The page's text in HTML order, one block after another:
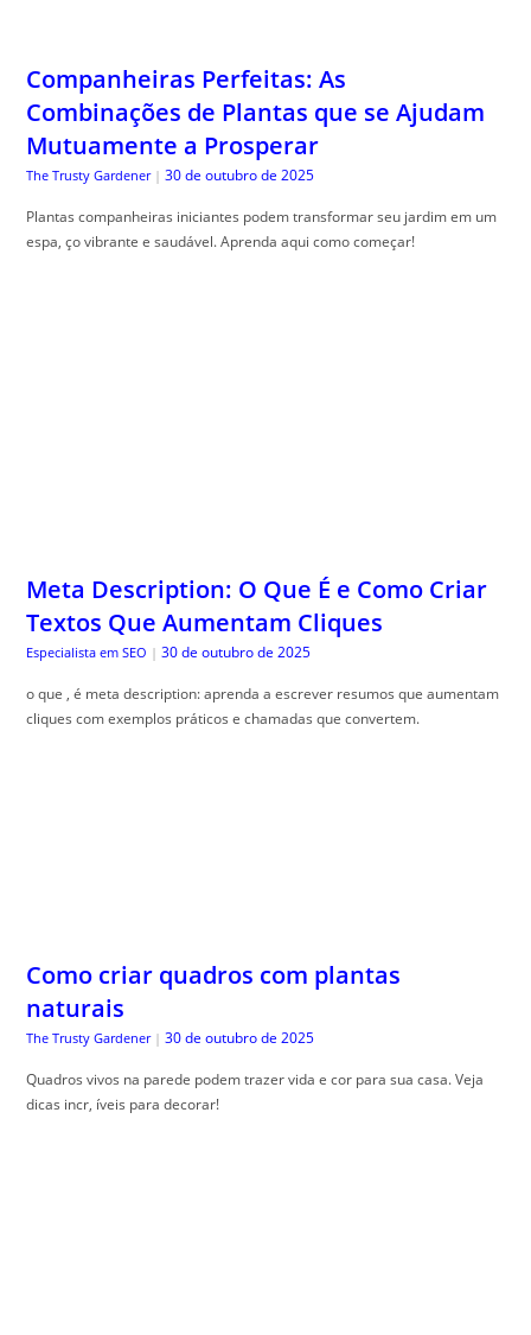
Companheiras Perfeitas: As
Combinações de Plantas que se Ajudam
Mutuamente a Prosperar
The Trusty Gardener | 30 de outubro de 2025
Plantas companheiras iniciantes podem transformar seu jardim em um
espa, ço vibrante e saudável. Aprenda aqui como começar!
Meta Description: O Que É e Como Criar
Textos Que Aumentam Cliques
Especialista em SEO | 30 de outubro de 2025
o que , é meta description: aprenda a escrever resumos que aumentam
cliques com exemplos práticos e chamadas que convertem.
Como criar quadros com plantas
naturais
The Trusty Gardener | 30 de outubro de 2025
Quadros vivos na parede podem trazer vida e cor para sua casa. Veja
dicas incr, íveis para decorar!